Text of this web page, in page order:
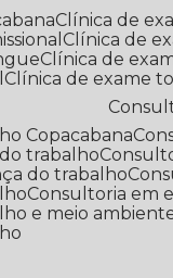
Clínica de
Clínica de
Clínica de
Clínica de exame
Copacabana
trabalho
do trabalho
Consultoria
e meio